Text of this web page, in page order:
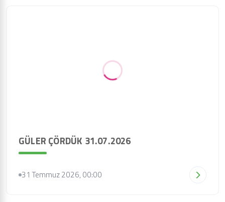
GÜLER ÇÖRDÜK 31.07.2026
31 Temmuz 2026, 00:00